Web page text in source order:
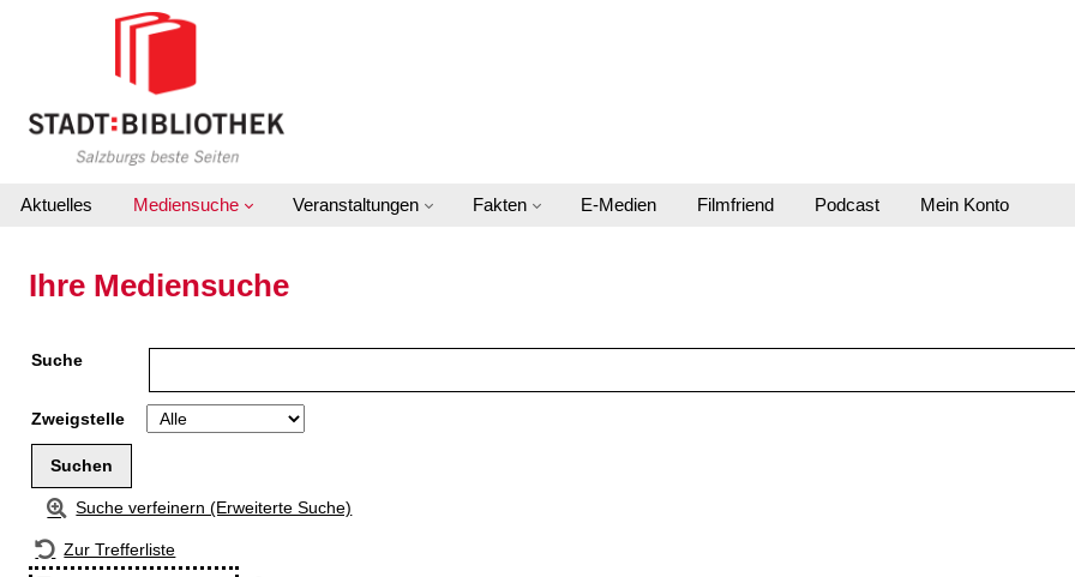
Zur Detailanzeige springen
Aktuelles Mediensuche Veranstaltungen Fakten E-Medien Filmfriend Podcast Mein Konto
Ihre Mediensuche
Suche
Zweigstelle
Suche verfeinern (Erweiterte Suche)
Zur Trefferliste